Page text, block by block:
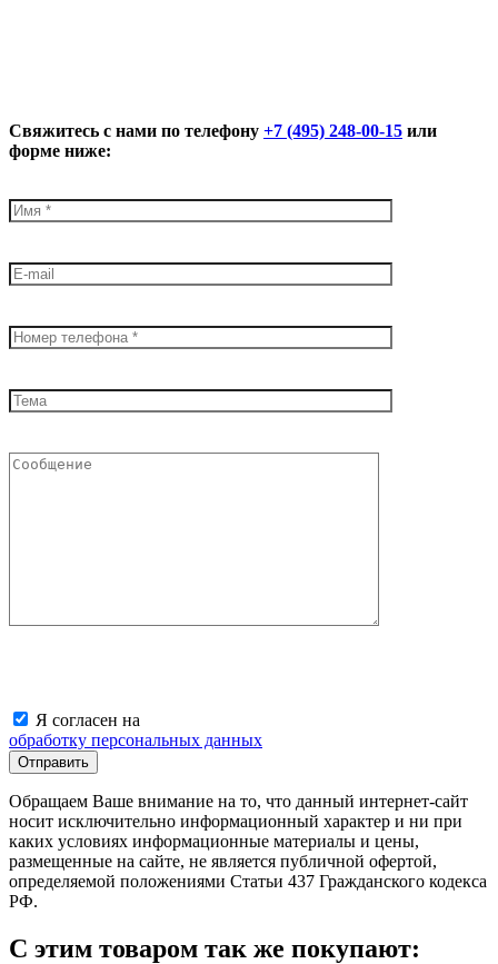
Свяжитесь с нами по телефону +7 (495) 248-00-15 или
форме ниже:
Я согласен на
обработку персональных данных
Обращаем Ваше внимание на то, что данный интернет-сайт
носит исключительно информационный характер и ни при
каких условиях информационные материалы и цены,
размещенные на сайте, не является публичной офертой,
определяемой положениями Статьи 437 Гражданского кодекса
РФ.
С этим товаром так же покупают: